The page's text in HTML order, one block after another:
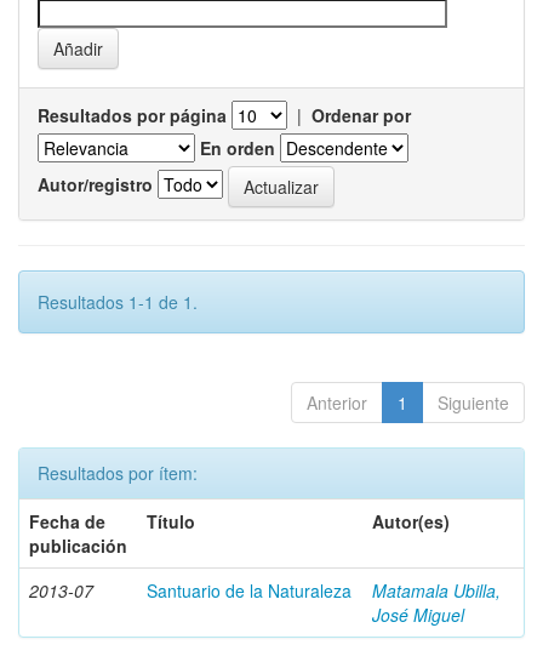
Resultados por página | Ordenar por
En orden
Autor/registro
Resultados 1-1 de 1.
Anterior 1 Siguiente
Resultados por ítem:
Fecha de
publicación
Título Autor(es)
2013-07 Santuario de la Naturaleza
Matamala Ubilla,
José Miguel